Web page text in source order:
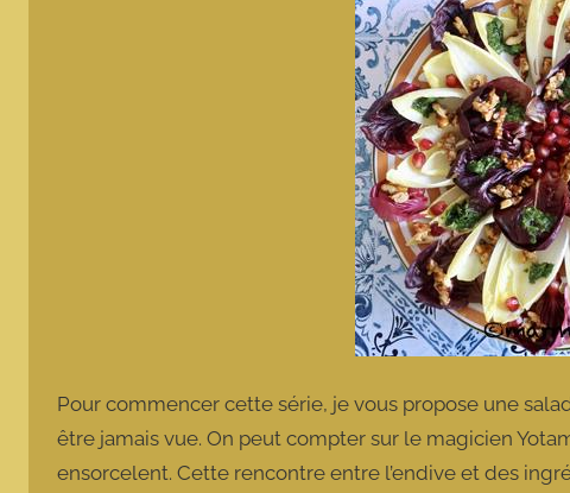
Pour commencer cette série, je vous propose une
être jamais vue. On peut compter sur le magicien
ensorcelent. Cette rencontre entre l’endive et des